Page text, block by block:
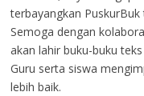
terbayangkan
Semoga dengan
akan lahir buku-buku
Guru serta siswa
lebih baik.